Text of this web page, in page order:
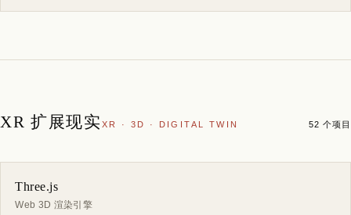
XR 扩展现实 XR · 3D · DIGITAL TWIN 52 个项目
Three.js
Web 3D 渲染引擎